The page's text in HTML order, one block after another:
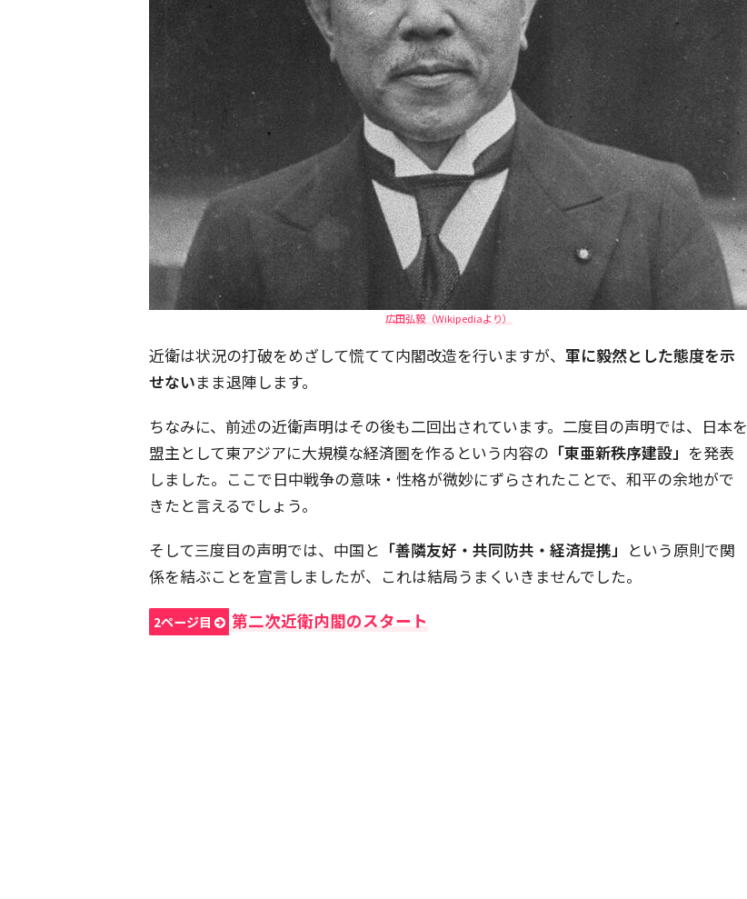
広田弘毅（Wikipediaより）
近衛は状況の打破をめざして慌てて内閣改造を行いますが、 軍に毅然とした態度を示
せないまま退陣します。
ちなみに、前述の近衛声明はその後も二回出されています。二度目の声明では、日本を
盟主として東アジアに大規模な経済圏を作るという内容の 「東亜新秩序建設」 を発表
しました。ここで日中戦争の意味・性格が微妙にずらされたことで、和平の余地がで
きたと言えるでしょう。
そして三度目の声明では、中国と 「善隣友好・共同防共・経済提携」 という原則で関
係を結ぶことを宣言しましたが、これは結局うまくいきませんでした。
2ページ目 第二次近衛内閣のスタート